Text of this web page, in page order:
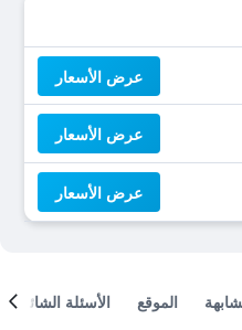
عرض الأسعار
عرض الأسعار
عرض الأسعار
الموقع الأسئلة الشائعة